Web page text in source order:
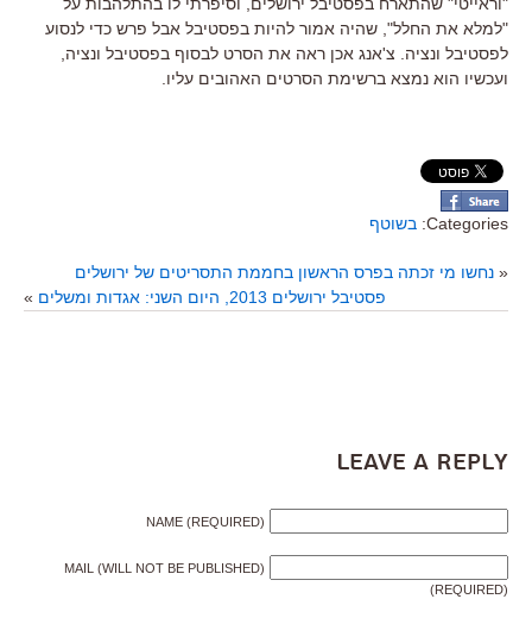
"למלא את החלל", שהיה אמור להיות בפסטיבל אבל פרש כדי לנסוע
לפסטיבל ונציה. צ'אנג אכן ראה את הסרט לבסוף בפסטיבל ונציה,
ועכשיו הוא נמצא ברשימת הסרטים האהובים עליו.
Categories: בשוטף
« נחשו מי זכתה בפרס הראשון בחממת התסריטים של ירושלים
פסטיבל ירושלים 2013, היום השני: אגדות ומשלים
»
Leave a Reply
NAME (REQUIRED)
MAIL (WILL NOT BE PUBLISHED)
(REQUIRED)